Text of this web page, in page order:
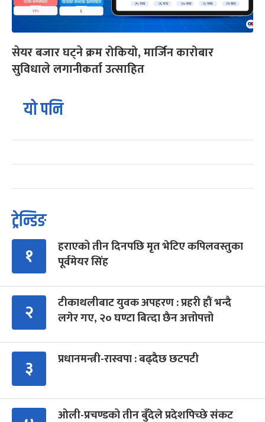
सेयर बजार घट्ने क्रम रोकियो, मार्जिन कारोबार
सुविधाले लगानीकर्ता उत्साहित
यो पनि
ट्रेन्डिङ
१
हराएको तीन दिनपछि मृत भेटिए कपिलवस्तुका
पूर्वमेयर सिंह
२
टीकाथलीबाट युवक अपहरण : प्रहरी हौं भन्दै
लगेर गए, २० घण्टा बित्दा छैन अत्तोपत्तो
३ प्रधानमन्त्री-रास्वपा : बढ्दैछ छटपटी
ओली-प्रचण्डको तीन बुँदेले प्रदेशपिच्छे संकट